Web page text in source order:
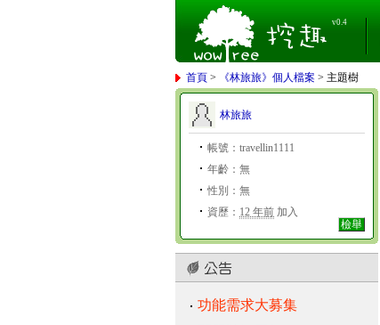
v0.4
首頁 > 《林旅旅》個人檔案 > 主題樹
林旅旅
帳號：travellin1111
年齡：無
性別：無
資歷： 12 年前 加入
檢舉
功能需求大募集